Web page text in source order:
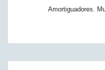
Amortiguadores.